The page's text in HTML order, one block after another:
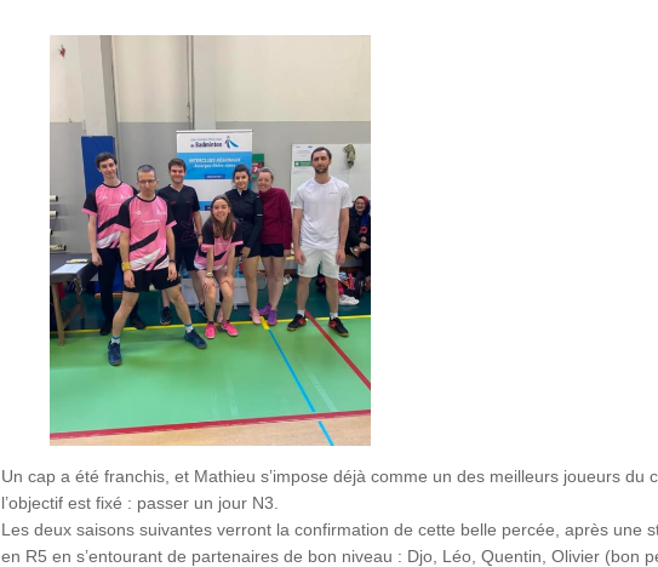
Un cap a été franchis, et Mathieu s’impose déjà comme un des meilleurs joueurs du
l’objectif est fixé : passer un jour N3.
Les deux saisons suivantes verront la confirmation de cette belle percée, après une
en R5 en s’entourant de partenaires de bon niveau : Djo, Léo, Quentin, Olivier (bon